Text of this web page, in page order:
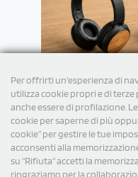
Per offrirti un'esperienza di
utilizza cookie propri e di
anche essere di profilazione.
cookie per saperne di più
cookie” per gestire le tue
acconsenti alla
su "Rifiuta" accetti la
ringraziamo per la